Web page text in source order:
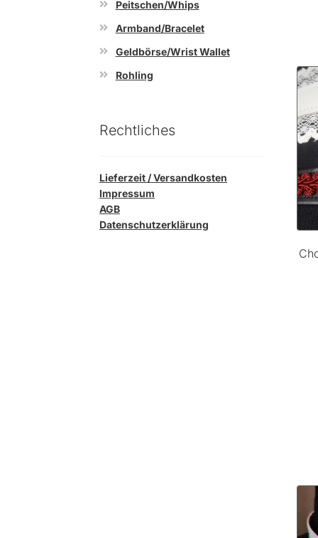
Peitschen/Whips
Armband/Bracelet
Geldbörse/Wrist Wallet
Rohling
Rechtliches
Lieferzeit / Versandkosten
Impressum
AGB
Datenschutzerklärung